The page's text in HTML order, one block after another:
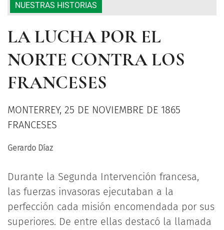
NUESTRAS HISTORIAS
LA LUCHA POR EL
NORTE CONTRA LOS
FRANCESES
MONTERREY, 25 DE NOVIEMBRE DE 1865
FRANCESES
Gerardo Díaz
Durante la Segunda Intervención francesa,
las fuerzas invasoras ejecutaban a la
perfección cada misión encomendada por sus
superiores. De entre ellas destacó la llamada